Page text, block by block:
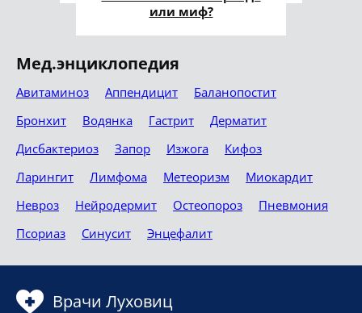
или миф?
Мед.энциклопедия
Авитаминоз Аппендицит
Баланопостит
Бронхит
Водянка Гастрит
Дерматит
Дисбактериоз
Запор Изжога
Кифоз
Ларингит
Лимфома Метеоризм
Миокардит
Невроз
Нейродермит Остеопороз
Пневмония
Псориаз
Синусит Энцефалит
Врачи Луховиц